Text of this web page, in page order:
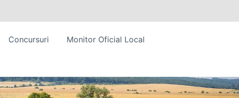
Concursuri
Monitor Oficial Local